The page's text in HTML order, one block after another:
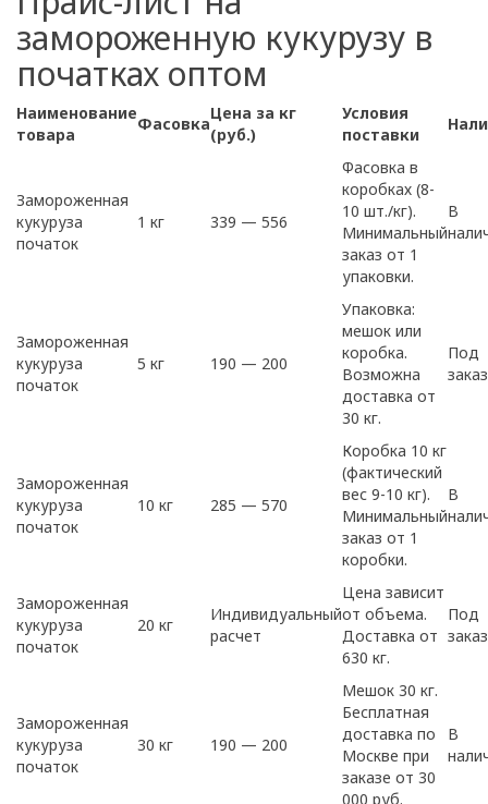
замороженную кукурузу в
початках оптом
Наименование
товара
Фасовка
Цена за кг
(руб.)
Условия
поставки
Замороженная
кукуруза
початок
1 кг 339 — 556
Фасовка в
коробках (8-
10 шт./кг).
Минимальный
заказ от 1
упаковки.
В
Замороженная
кукуруза
початок
5 кг 190 — 200
Упаковка:
мешок или
коробка.
Возможна
доставка от
30 кг.
Под
заказ
Замороженная
кукуруза
початок
10 кг 285 — 570
Коробка 10 кг
(фактический
вес 9-10 кг).
Минимальный
заказ от 1
коробки.
В
Замороженная
кукуруза
початок
20 кг
Индивидуальный
расчет
Цена зависит
от объема.
Доставка от
630 кг.
Под
заказ
Замороженная
кукуруза
початок
30 кг 190 — 200
Мешок 30 кг.
Бесплатная
доставка по
Москве при
заказе от 30
000 руб.
В